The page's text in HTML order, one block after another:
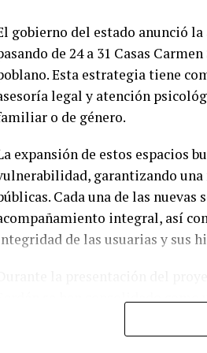
gobierno del estado anunció
de 24 a 31 Casas
Esta estrategia tiene
legal y atención
o de género.
expansión de estos espacios
garantizando
Cada una de las
integral, así
de las usuarias y sus
Serdán se han consolidado
y combate a la violencia de
temporal, sino que también